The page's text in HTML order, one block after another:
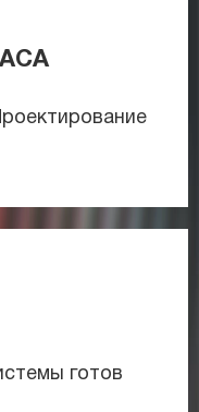
готов